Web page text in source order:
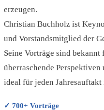
erzeugen.
Christian Buchholz ist
und Vorstandsmitglied der
Seine Vorträge sind
überraschende
ideal für jeden Jahresauftakt
✓ 700+ Vorträge